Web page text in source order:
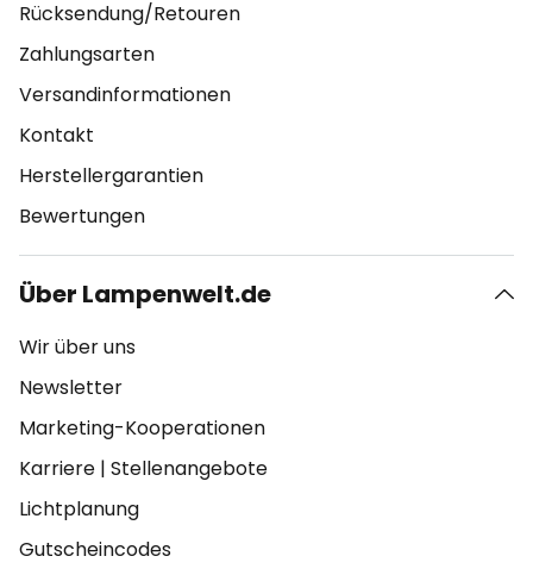
Rücksendung/Retouren
Zahlungsarten
Versandinformationen
Kontakt
Herstellergarantien
Bewertungen
Über Lampenwelt.de
Wir über uns
Newsletter
Marketing-Kooperationen
Karriere | Stellenangebote
Lichtplanung
Gutscheincodes